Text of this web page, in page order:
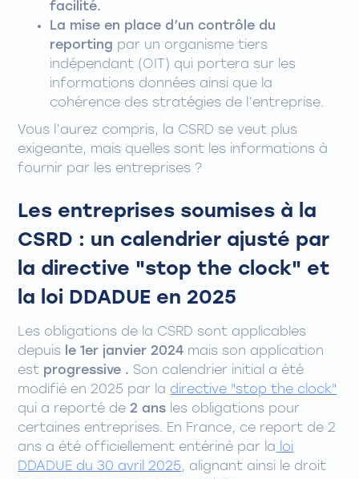
facilité.
La mise en place d’un contrôle du
reporting par un organisme tiers
indépendant (OIT) qui portera sur les
informations données ainsi que la
cohérence des stratégies de l’entreprise.
Vous l’aurez compris, la CSRD se veut plus
exigeante, mais quelles sont les informations à
fournir par les entreprises ?
Les entreprises soumises à la
CSRD : un calendrier ajusté par
la directive "stop the clock" et
la loi DDADUE en 2025
Les obligations de la CSRD sont applicables
depuis le 1er janvier 2024 mais son application
est progressive . Son calendrier initial a été
modifié en 2025 par la directive "stop the clock"
qui a reporté de 2 ans les obligations pour
certaines entreprises. En France, ce report de 2
ans a été officiellement entériné par la loi
DDADUE du 30 avril 2025, alignant ainsi le droit